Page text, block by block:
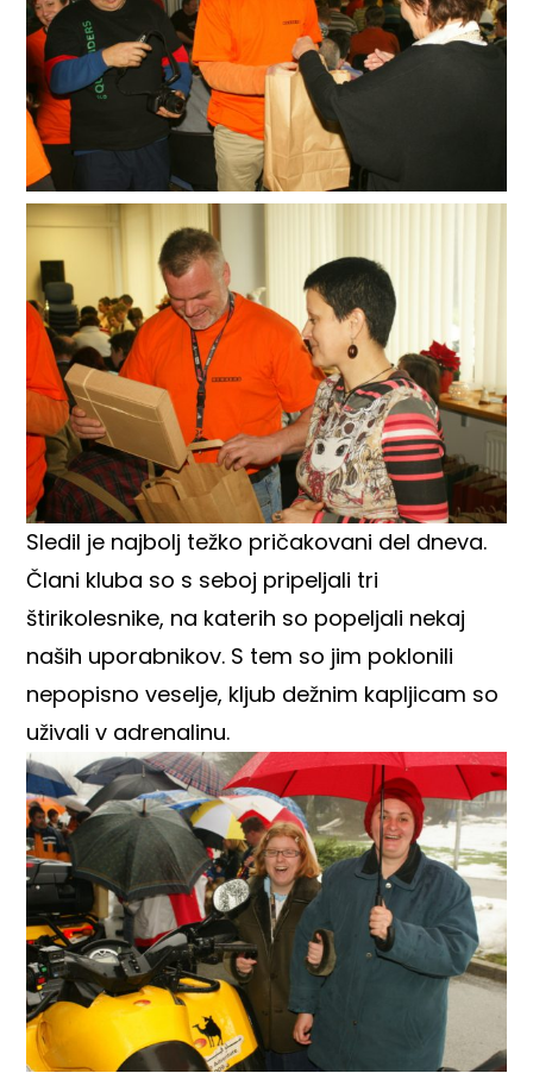
Sledil je najbolj težko pričakovani del dneva.
Člani kluba so s seboj pripeljali tri
štirikolesnike, na katerih so popeljali nekaj
naših uporabnikov. S tem so jim poklonili
nepopisno veselje, kljub dežnim kapljicam so
uživali v adrenalinu.